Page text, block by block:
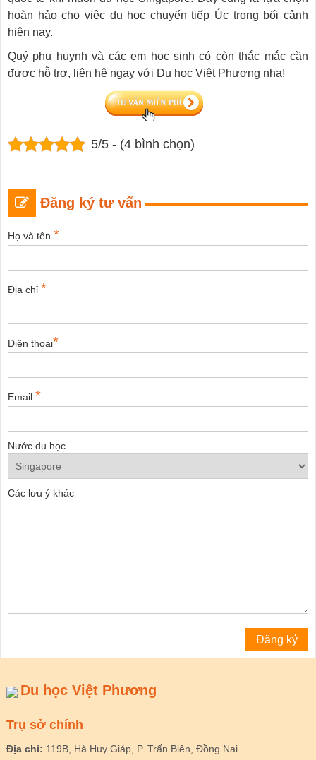
hoàn hảo cho việc du học chuyển tiếp Úc trong bối cảnh
hiện nay.
Quý phụ huynh và các em học sinh có còn thắc mắc cần
được hỗ trợ, liên hệ ngay với Du học Việt Phương nha!
5/5 - (4 bình chọn)
Đăng ký tư vấn
Họ và tên *
Địa chỉ *
Điện thoại*
Email *
Nước du học
Các lưu ý khác
Du học Việt Phương
Trụ sở chính
Địa chỉ: 119B, Hà Huy Giáp, P. Trấn Biên, Đồng Nai